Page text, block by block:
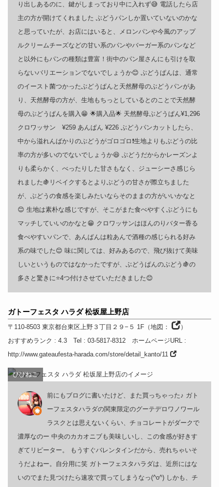
り出しあるのに、鍵がしまっており中に入れず😅 電話したら店
主の方が開けてくれました ぶどうパンしか置いていないのかな
と思っていたが、お店にはいると、メロンパンや今風のアップ
ルクリームチーズなどの甘い系のパンやバーガー系のパンなど
と以外にもパンの種類は豊富！街中のパン屋さんにも引けを取
らないバリエーションでないでしょうか😊 ぶどうぱんは、通常
のイースト菌つかったぶどうぱんと天然酵母のぶどうパンがあ
り、天然酵母の方が、生地もちっとしているとのことで天然酵
母のぶどうぱんを購入😁 🌟購入品🌟 天然酵母ぶどうぱん¥1,296
クロワッサン ¥259 あんぱん ¥226 ぶどうパンカットしたら、
中から溢れんばかりのぶどうがゴロゴロ❗️生地よりもぶどうの比
率の方が多いのでないでしょうか😆 ぶどうだからかレーズンよ
りも柔らかく、べったりした甘さもなく、ジューシーさ感じら
れました🍇リベイクするとよりぶどうの甘さが際立ちました
が、ぶどうの食感を楽しみたいならそのままの方がいいかなと
😊 生地は素朴な感じですが、そこがまた食べやすくぶどうにも
マッチしていいのかなと😁 クロワッサンはほんのりバター香る
食べやすいパンで、あんぱんは粒あんで酒種の感じられる好み
系の味でした😊 味に関しては、好みあるので、飛び抜けて美味
しいというものではなかったですが、ぶどうぱんのぶどう🍇の
多さと驚きに⭐️4つ付けさせていただきました😊
ガトーフェスタ ハラダ 松坂屋上野店
〒110-8503 東京都台東区上野３丁目２９−５ 1F（地図：
）
おすすめランク : 4.3 Tel : 03-5817-8312 ホームページURL:
http://www.gateaufesta-harada.com/store/detail_kanto/11
ぴぴねこ
前にもブログに書いたけど、また買っちゃった♪ ガト
ーフェスタハラダの関東限定のグーテデロワノワール
ラスクとは思えないくらい、チョコレートがダークで
濃厚なのー 中央のカカオニブも美味しいし、この食感が好きす
ぎてリピーター。 もうすぐバレンタインだから、売れちゃいそ
うだよねー。自分用に笑 ガトーフェスタハラダは、近所にはな
いのでまた見つけたら速攻で買ってしまうなっ(^o^) しかも、チ